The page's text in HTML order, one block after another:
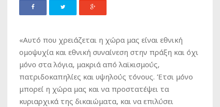
«Αυτό που χρειάζεται η χώρα μας είναι εθνική
ομοψυχία και εθνική συναίνεση στην πράξη και όχι
μόνο στα λόγια, μακριά από λαϊκισμούς,
πατριδοκαπηλίες και υψηλούς τόνους. Έτσι μόνο
μπορεί η χώρα μας και να προστατέψει τα
κυριαρχικά της δικαιώματα, και να επιλύσει